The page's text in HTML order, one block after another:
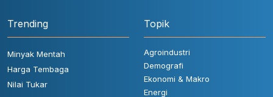
Trending
Minyak Mentah
Harga Tembaga
Nilai Tukar
Topik
Agroindustri
Demografi
Ekonomi & Makro
Energi